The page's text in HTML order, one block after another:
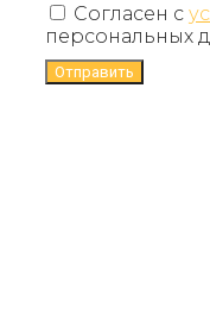
Согласен с
персональных
Отправить